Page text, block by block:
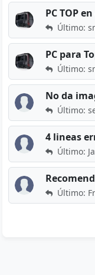
Último:
Último:
No da
Último:
4 lineas
Último:
Último: